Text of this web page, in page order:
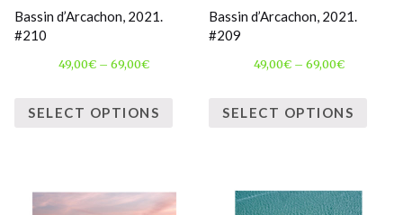
Bassin d’Arcachon, 2021.
#210
49,00€ –69,00€
SELECT OPTIONS
Bassin d’Arcachon, 2021.
#209
49,00€– 69,00€
SELECT OPTIONS